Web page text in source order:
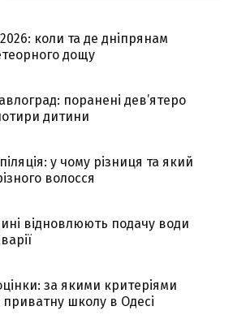
коли та де дніпрянам
дощу
поранені дев’ятеро
дитини
у чому різниця та який
волосся
відновлюють подачу води
за якими критеріями
школу в Одесі